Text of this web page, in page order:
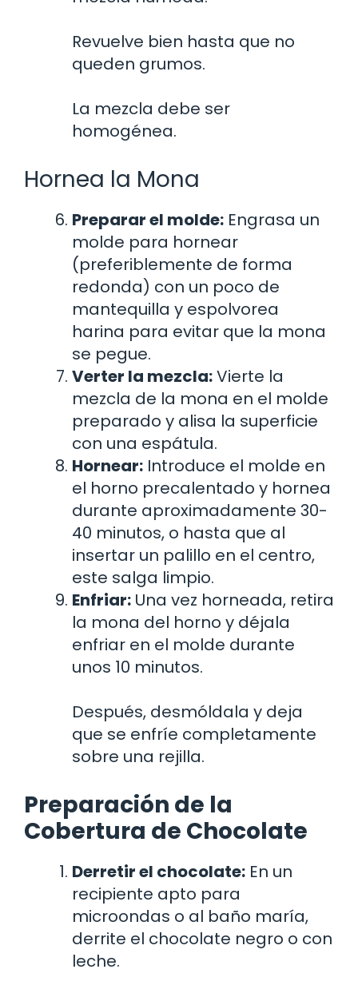
Revuelve bien hasta que no
queden grumos.
La mezcla debe ser
homogénea.
Hornea la Mona
Preparar el molde: Engrasa un
molde para hornear
(preferiblemente de forma
redonda) con un poco de
mantequilla y espolvorea
harina para evitar que la mona
se pegue.
Verter la mezcla:Vierte la
mezcla de la mona en el molde
preparado y alisa la superficie
con una espátula.
Hornear: Introduce el molde en
el horno precalentado y hornea
durante aproximadamente 30-
40 minutos, o hasta que al
insertar un palillo en el centro,
este salga limpio.
Enfriar: Una vez horneada, retira
la mona del horno y déjala
enfriar en el molde durante
unos 10 minutos.
Después, desmóldala y deja
que se enfríe completamente
sobre una rejilla.
Preparación de la
Cobertura de Chocolate
Derretir el chocolate: En un
recipiente apto para
microondas o al baño maría,
derrite el chocolate negro o con
leche.